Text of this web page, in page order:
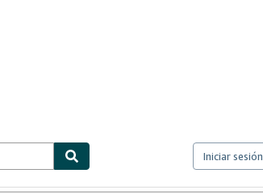
Iniciar sesión